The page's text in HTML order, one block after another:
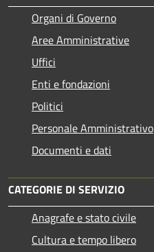
Organi di Governo
Aree Amministrative
Uffici
Enti e fondazioni
Politici
Personale Amministrativo
Documenti e dati
CATEGORIE DI SERVIZIO
Anagrafe e stato civile
Cultura e tempo libero